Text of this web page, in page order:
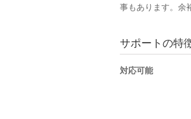
事もあります。余
サポートの特
対応可能